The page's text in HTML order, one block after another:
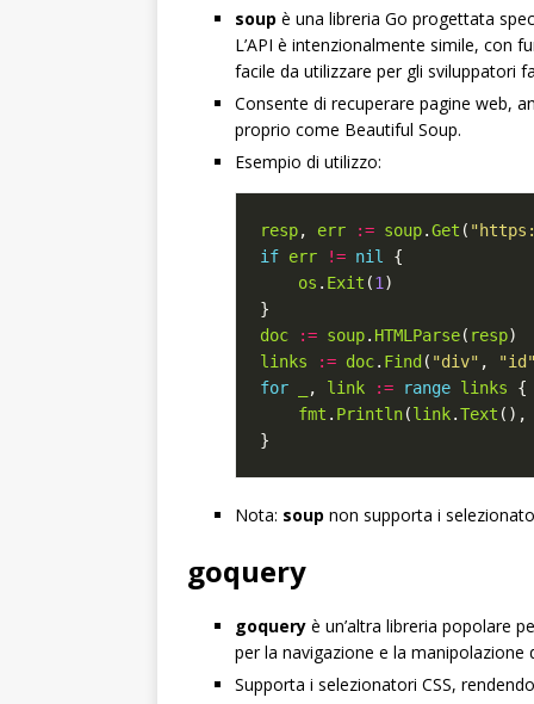
soup è una libreria Go progettata
L’API è intenzionalmente simile, con
facile da utilizzare per gli sviluppatori
Consente di recuperare pagine web,
proprio come Beautiful Soup.
Esempio di utilizzo:
resp, err := soup.Get (
if err != nil
os . Exit (1
doc
:= soup. HTMLParse( resp
links
:= doc. Find ( "div" ,
for
, link := range links
fmt . Println(link.Text
Nota: soup non supporta i
goquery
goquery è un’altra libreria popolare
per la navigazione e la manipolazione
Supporta i selezionatori CSS,